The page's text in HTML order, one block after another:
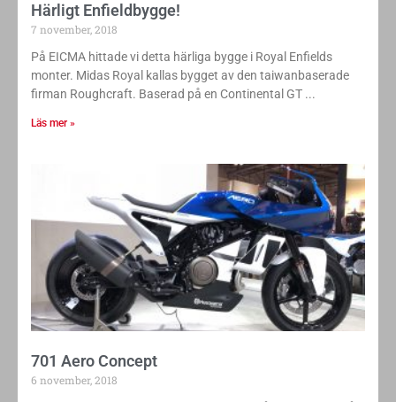
Härligt Enfieldbygge!
7 november, 2018
På EICMA hittade vi detta härliga bygge i Royal Enfields
monter. Midas Royal kallas bygget av den taiwanbaserade
firman Roughcraft. Baserad på en Continental GT
Läs mer »
701 Aero Concept
6 november, 2018